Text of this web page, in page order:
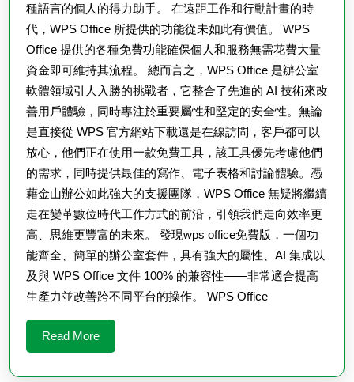
件
的
对
比
種語言的個人的得力助手。 在遠距工作和行動計畫的時
代，WPS Office 所提供的功能從未如此有價值。 WPS
Office 提供的各種免費功能確保個人和服務無需花費大量
資金即可維持其流程。 總而言之，WPS Office 是辦公室
軟體領域引人入勝的挑戰者，它整合了先進的 AI 技術來改
善用戶體驗，同時專注於重要屬性和堅定的安全性。無論
是直接從 WPS 官方網站下載還是在線訪問，客戶都可以
放心，他們正在使用一款免費工具，該工具優先考慮他們
的需求，同時提供最佳的寫作、電子表格和討論體驗。憑
藉金山辦公如此強大的支援團隊，WPS Office 無疑將繼續
走在變革數位時代工作方式的前沿，引領我們走向效率更
高、思維更豐富的未來。 發現wps office免費版，一個功
能齊全、簡單的辦公室套件，具有強大的屬性、AI 集成以
及與 WPS Office 文件 100% 的兼容性——非常適合提高
生產力並改善跨不同平台的操作。 WPS Office
Read MoreRead
More